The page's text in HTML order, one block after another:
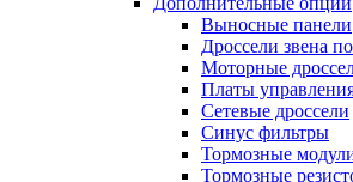
Выносные панели
Дроссели звена
Моторные
Платы
Сетевые дроссели
Синус фильтры
Тормозные
Тормозные